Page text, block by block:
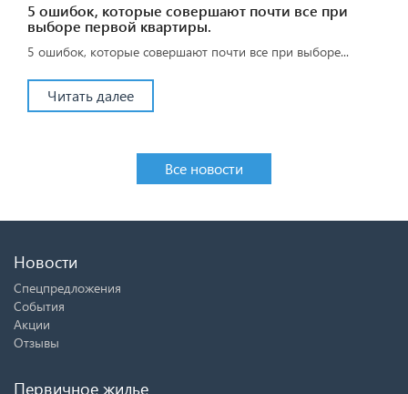
5 ошибок, которые совершают почти все при
выборе первой квартиры.
5 ошибок, которые совершают почти все при выборе...
Читать далее
Все новости
Новости
Спецпредложения
События
Акции
Отзывы
Первичное жилье